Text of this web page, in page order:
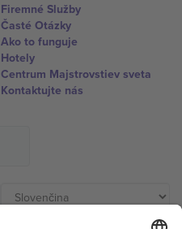
Firemné Služby
Časté Otázky
Ako to funguje
Hotely
Centrum Majstrovstiev sveta
Kontaktujte nás